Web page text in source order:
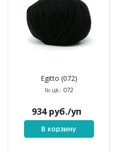
Egitto (072)
№ цв.: 072
934руб./уп
В корзину